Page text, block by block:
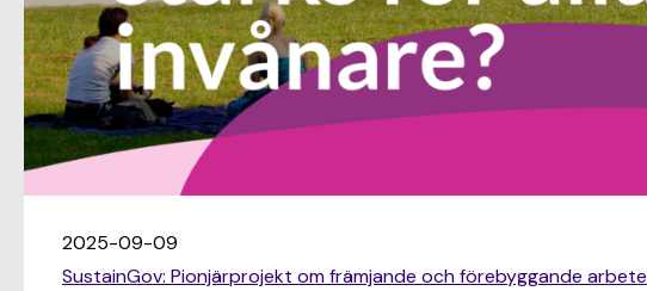
2025-09-09
SustainGov: Pionjärprojekt om främjande och förebyggande arbete